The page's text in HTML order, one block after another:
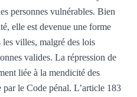
personnes vulnérables. Bien
elle est devenue une forme
villes, malgré des lois
valides. La répression de
liée à la mendicité des
le Code pénal. L’article 183